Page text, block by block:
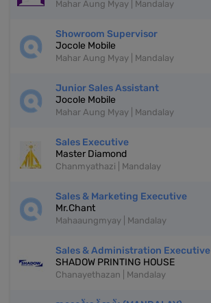
Mahar Aung Myay | Mandalay
Showroom Supervisor
Jocole Mobile
Mahar Aung Myay | Mandalay
Junior Sales Assistant
Jocole Mobile
Mahar Aung Myay | Mandalay
Sales Executive
Master Diamond
Chanmyathazi | Mandalay
Sales & Marketing Executive
Mr.Chant
Mahaaungmyay | Mandalay
Sales & Administration Executive
SHADOW PRINTING HOUSE
Chanayethazan | Mandalay